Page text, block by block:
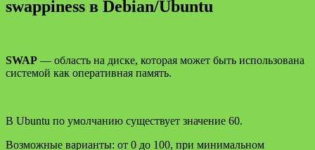
swappiness в Debian/Ubuntu
SWAP — область на диске, которая может быть использована
системой как оперативная память.
В Ubuntu по умолчанию существует значение 60.
Возможные варианты: от 0 до 100, при минимальном